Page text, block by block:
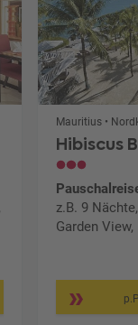
Mauritius •
Hibiscus
z.B. 9
Garden